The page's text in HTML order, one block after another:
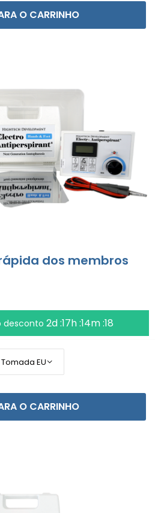
O CARRINHO
dos membros
desconto 2d :17h :14m :17
O CARRINHO